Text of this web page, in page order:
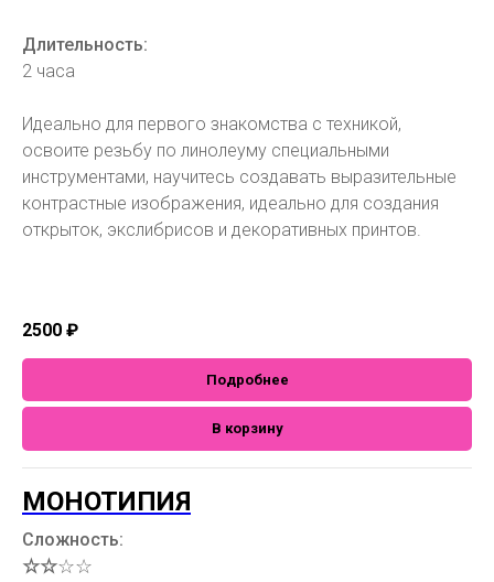
Длительность:
2 часа
Идеально для первого знакомства с техникой,
освоите резьбу по линолеуму специальными
инструментами, научитесь создавать выразительные
контрастные изображения, идеально для создания
открыток, экслибрисов и декоративных принтов.
2500 ₽
Подробнее
В корзину
МОНОТИПИЯ
Сложность:
☆☆☆☆